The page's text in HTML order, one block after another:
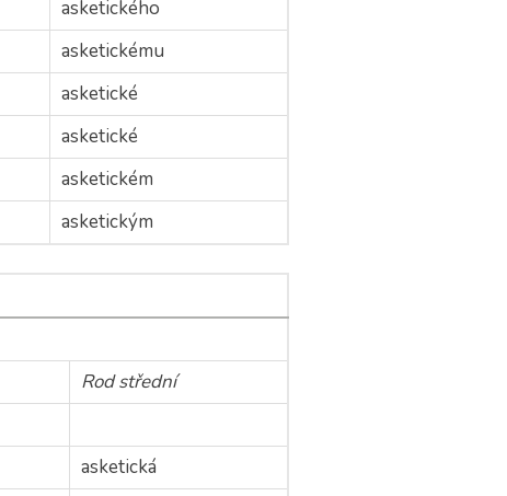
asketického
asketickému
asketické
asketické
asketickém
asketickým
Rod střední
asketická